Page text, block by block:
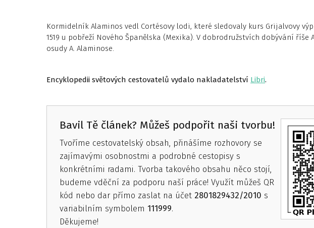
Kormidelník Alaminos vedl Cortésovy lodi, které sledovaly kurs Grijalvovy
1519 u pobřeží Nového Španělska (Mexika). V dobrodružstvích dobývání říše
osudy A. Alaminose.
Encyklopedii světových cestovatelů vydalo nakladatelství Libri.
Bavil Tě článek? Můžeš podpořit naši tvorbu!
Tvoříme cestovatelský obsah, přinášíme rozhovory se
zajímavými osobnostmi a podrobné cestopisy s
konkrétními radami. Tvorba takového obsahu něco stojí,
budeme vděční za podporu naší práce! Využít můžeš QR
kód nebo dar přímo zaslat na účet 2801829432/2010 s
variabilním symbolem 111999.
Děkujeme!